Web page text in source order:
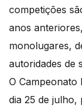
competições
anos
monolugares,
autoridades de
O Campeonato
dia 25 de julho,